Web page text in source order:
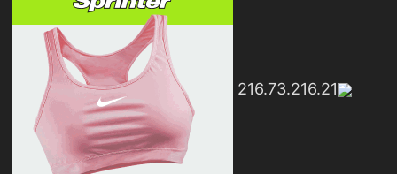
216.73.216.21